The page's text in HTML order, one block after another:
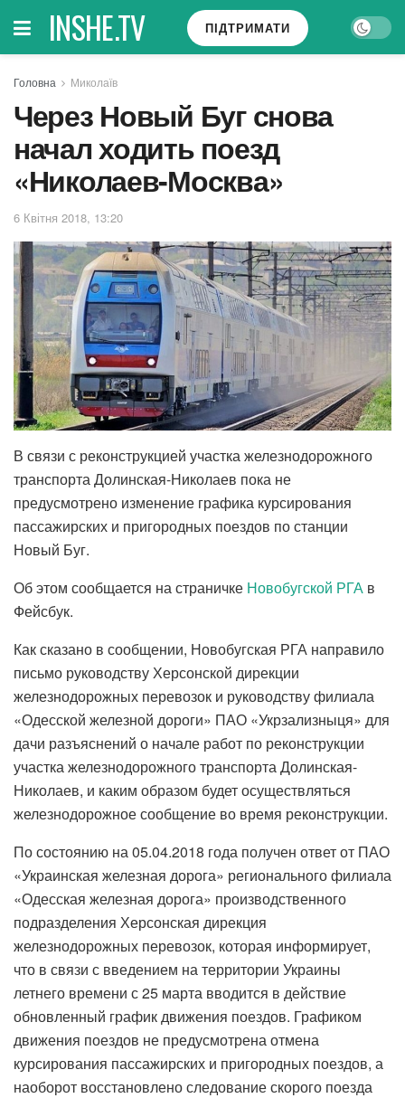
INSHE.TV ПІДТРИМАТИ
Головна Миколаїв
Через Новый Буг снова
начал ходить поезд
«Николаев-Москва»
6 Квітня 2018, 13:20
В связи с реконструкцией участка железнодорожного
транспорта Долинская-Николаев пока не
предусмотрено изменение графика курсирования
пассажирских и пригородных поездов по станции
Новый Буг.
Об этом сообщается на страничке Новобугской РГА в
Фейсбук.
Как сказано в сообщении, Новобугская РГА направило
письмо руководству Херсонской дирекции
железнодорожных перевозок и руководству филиала
«Одесской железной дороги» ПАО «Укрзализныця» для
дачи разъяснений о начале работ по реконструкции
участка железнодорожного транспорта Долинская-
Николаев, и каким образом будет осуществляться
железнодорожное сообщение во время реконструкции.
По состоянию на 05.04.2018 года получен ответ от ПАО
«Украинская железная дорога» регионального филиала
«Одесская железная дорога» производственного
подразделения Херсонская дирекция
железнодорожных перевозок, которая информирует,
что в связи с введением на территории Украины
летнего времени с 25 марта вводится в действие
обновленный график движения поездов. Графиком
движения поездов не предусмотрена отмена
курсирования пассажирских и пригородных поездов, а
наоборот восстановлено следование скорого поезда